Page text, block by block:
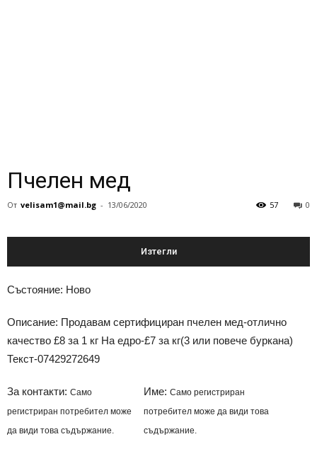
Пчелен мед
От velisam1@mail.bg - 13/06/2020 0
57
Изтегли
Състояние: Ново
Описание: Продавам сертифициран пчелен мед-отлично
качество £8 за 1 кг На едро-£7 за кг(3 или повече буркана)
Текст-07429272649
За контакти: Само
регистриран потребител може
да види това съдържание.
Име: Само регистриран
потребител може да види това
съдържание.